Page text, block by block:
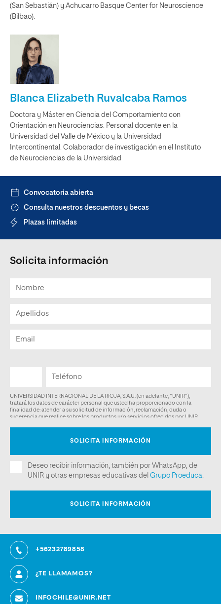
(San Sebastián) y Achucarro Basque Center for Neuroscience
(Bilbao).
Blanca Elizabeth Ruvalcaba Ramos
Doctora y Máster en Ciencia del Comportamiento con
Orientación en Neurociencias. Personal docente en la
Universidad del Valle de México y la Universidad
Intercontinental. Colaborador de investigación en el Instituto
de Neurociencias de la Universidad
Convocatoria abierta
Consulta nuestros descuentos y becas
Plazas limitadas
Solicita información
+56232789858
¿TE LLAMAMOS?
INFOCHILE@UNIR.NET